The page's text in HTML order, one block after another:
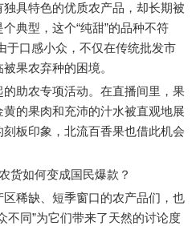
具特色的优质农产品，却长期被
典型，这个“纯甜”的品种不符
于口感小众，不仅在传统批发市
果农弃种的困境。
助农专项活动。在直播间里，果
的果肉和充沛的汁水被直观地展
板印象，北流百香果也借此机会
稀缺、短季窗口的农产品们，也
不同”为它们带来了天然的讨论度